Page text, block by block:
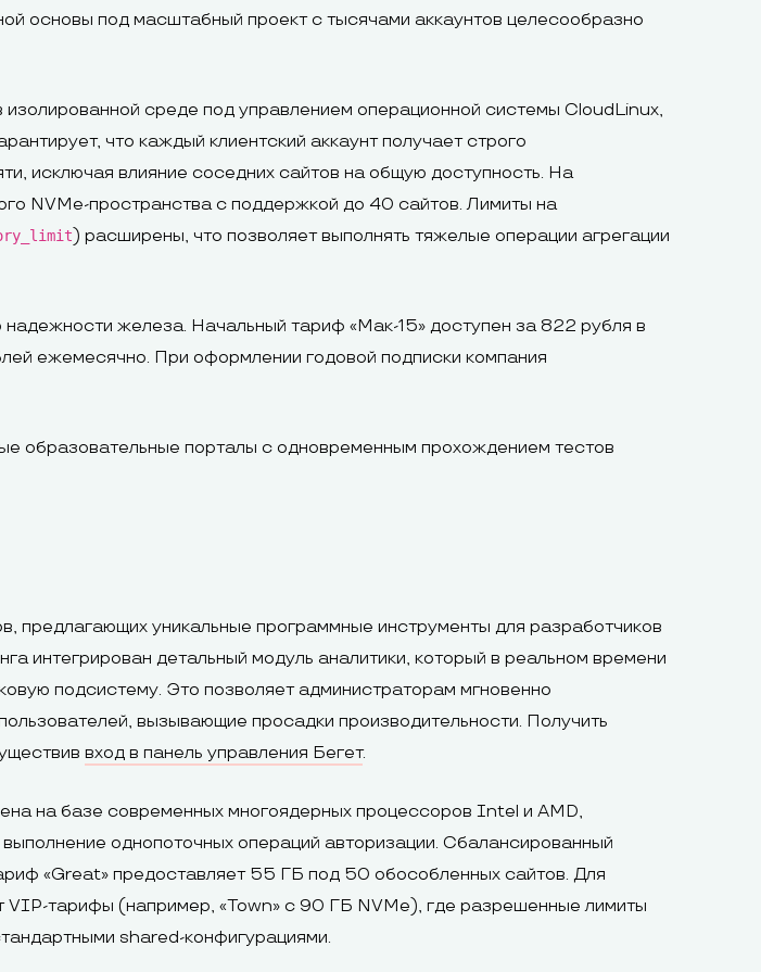
основы под масштабный проект с тысячами аккаунтов целесообразно
изолированной среде под управлением операционной системы CloudLinux,
что каждый клиентский аккаунт получает строго
исключая влияние соседних сайтов на общую доступность. На
NVMe-пространства с поддержкой до 40 сайтов. Лимиты на
) расширены, что позволяет выполнять тяжелые операции агрегации
надежности железа. Начальный тариф «Мак-15» доступен за 822 рубля в
ежемесячно. При оформлении годовой подписки компания
образовательные порталы с одновременным прохождением тестов
предлагающих уникальные программные инструменты для разработчиков
интегрирован детальный модуль аналитики, который в реальном времени
подсистему. Это позволяет администраторам мгновенно
вызывающие просадки производительности. Получить
вход в панель управления Бегет.
на базе современных многоядерных процессоров Intel и AMD,
однопоточных операций авторизации. Сбалансированный
«Great» предоставляет 55 ГБ под 50 обособленных сайтов. Для
VIP-тарифы (например, «Town» с 90 ГБ NVMe), где разрешенные лимиты
shared-конфигурациями.